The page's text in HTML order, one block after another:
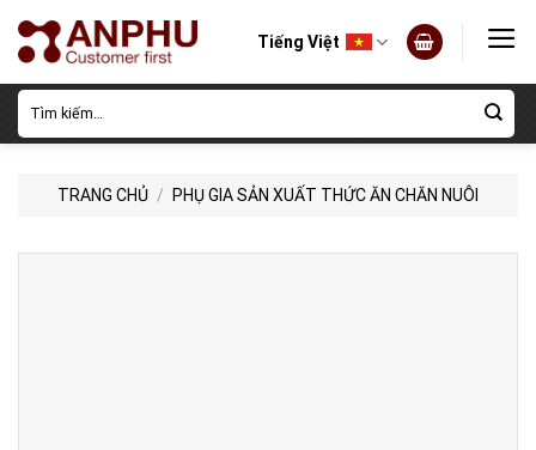
content
Tiếng Việt
TRANG CHỦ / PHỤ GIA SẢN XUẤT THỨC ĂN CHĂN NUÔI